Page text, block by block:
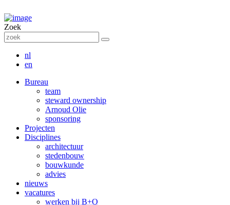
Zoek
nl
en
Bureau
team
steward ownership
Arnoud Olie
sponsoring
Projecten
Disciplines
architectuur
stedenbouw
bouwkunde
advies
nieuws
vacatures
werken bij B+O